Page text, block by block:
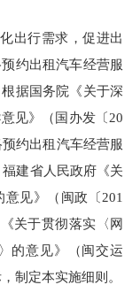
行需求，促进出
约出租汽车经营服
据国务院《关于深
见》（国办发〔20
约出租汽车经营服
建省人民政府《关
见》（闽政〔201
关于贯彻落实〈网
的意见》（闽交运
制定本实施细则。